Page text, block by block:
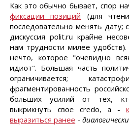
Как это обычно бывает, спор
фиксации позиций (для
последовательно менять дату;
дискуссия polit.ru крайне
нам трудности милее
нечто, которое "очевидно
идиот". Большая часть
ограничивается;
фрагментированность
больших усилий от тех,
выкрикнуть свое credo, а -
выразиться ранее -